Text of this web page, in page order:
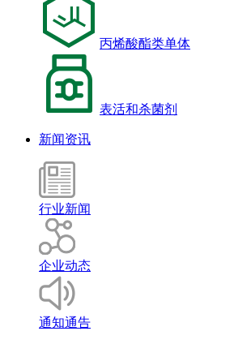
丙烯酸酯类单体
表活和杀菌剂
新闻资讯
行业新闻
企业动态
通知通告